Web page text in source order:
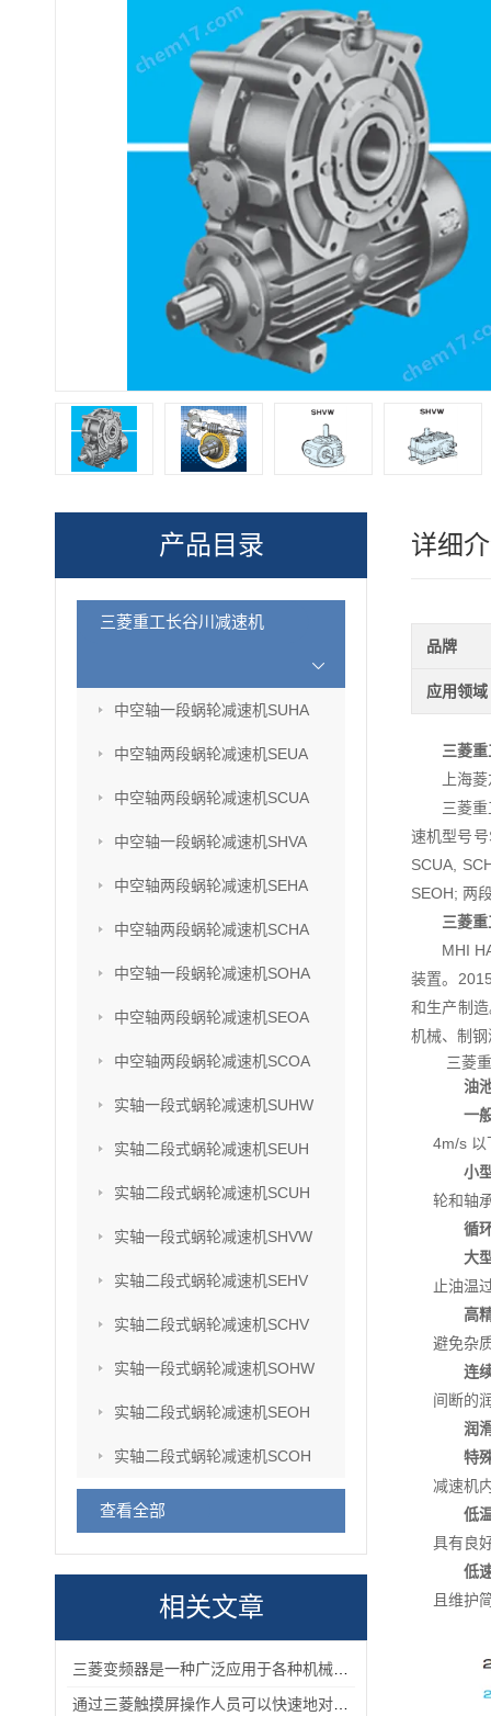
产品目录
三菱重工长谷川减速机
中空轴一段蜗轮减速机SUHA
中空轴两段蜗轮减速机SEUA
中空轴两段蜗轮减速机SCUA
中空轴一段蜗轮减速机SHVA
中空轴两段蜗轮减速机SEHA
中空轴两段蜗轮减速机SCHA
中空轴一段蜗轮减速机SOHA
中空轴两段蜗轮减速机SEOA
中空轴两段蜗轮减速机SCOA
实轴一段式蜗轮减速机SUHW
实轴二段式蜗轮减速机SEUH
实轴二段式蜗轮减速机SCUH
实轴一段式蜗轮减速机SHVW
实轴二段式蜗轮减速机SEHV
实轴二段式蜗轮减速机SCHV
实轴一段式蜗轮减速机SOHW
实轴二段式蜗轮减速机SEOH
实轴二段式蜗轮减速机SCOH
查看全部
相关文章
详细
品牌
应用领域
三菱
上海
三菱
速机型号
SCUA,
SEOH; 两
三菱
MHI
装置。
和生产制
机械、制
三菱
油
一
4m/s 以
小
轮和轴
循
大
止油温
高
避免杂
连
间断的
润
特
减速机
低
具有良
低
且维护